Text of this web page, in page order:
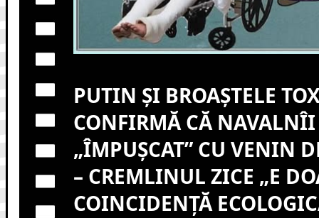
PUTIN ȘI BROAȘTELE
CONFIRMĂ CĂ NAVALNÎI
„ÎMPUȘCAT” CU VENIN
– CREMLINUL ZICE „E
COINCIDENȚĂ